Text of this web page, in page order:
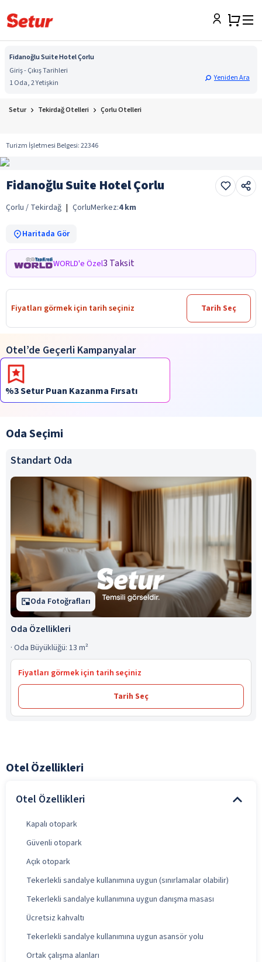
Fidanoğlu Suite Hotel Çorlu
Giriş - Çıkış Tarihleri
1 Oda, 2 Yetişkin
Yeniden Ara
Setur Tekirdağ Otelleri Çorlu Otelleri
Turizm İşletmesi Belgesi:22346
Fidanoğlu Suite Hotel Çorlu
Çorlu / Tekirdağ | ÇorluMerkez:4 km
Haritada Gör
WORLD'e Özel3 Taksit
Fiyatları görmek için tarih seçiniz Tarih Seç
Otel’de Geçerli Kampanyalar
%3 Setur Puan Kazanma Fırsatı
Oda Seçimi
Standart Oda
Oda Fotoğrafları
Oda Özellikleri
· Oda Büyüklüğü: 13 m²
Fiyatları görmek için tarih seçiniz
Tarih Seç
Otel Özellikleri
Otel Özellikleri
Kapalı otopark
Güvenli otopark
Açık otopark
Tekerlekli sandalye kullanımına uygun (sınırlamalar olabilir)
Tekerlekli sandalye kullanımına uygun danışma masası
Ücretsiz kahvaltı
Tekerlekli sandalye kullanımına uygun asansör yolu
Ortak çalışma alanları